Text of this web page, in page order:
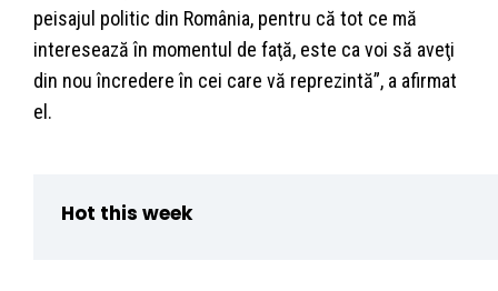
peisajul politic din România, pentru că tot ce mă
interesează în momentul de faţă, este ca voi să aveţi
din nou încredere în cei care vă reprezintă”, a afirmat
el.
Hot this week